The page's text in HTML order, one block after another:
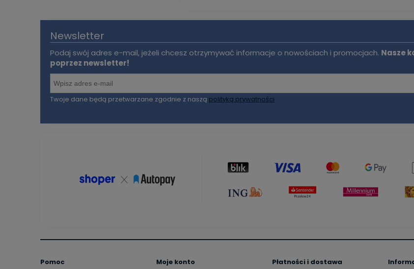
Newsletter
Podaj swój adres e-mail, jeżeli chcesz otrzymywać informacje o nowościach i promocjach. Nasze
poprzez newsletter!
Twoje dane będą przetwarzane zgodnie z naszą polityką prywatności
Pomoc Moje konto Płatności i dostawa